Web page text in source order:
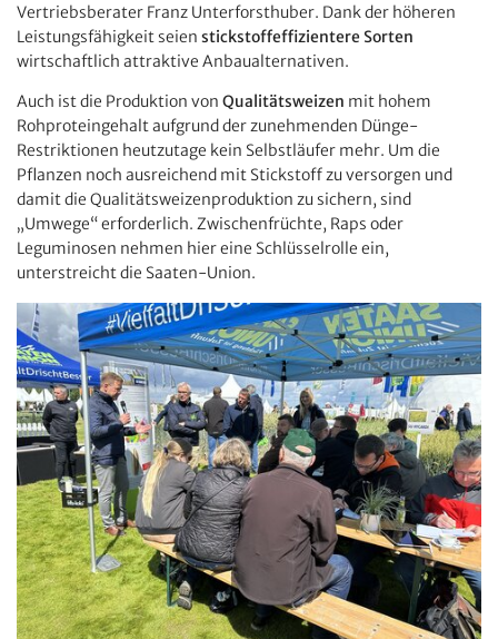
Vertriebsberater Franz Unterforsthuber. Dank der höheren
Leistungsfähigkeit seien stickstoffeffizientere Sorten
wirtschaftlich attraktive Anbaualternativen.
Auch ist die Produktion von Qualitätsweizen mit hohem
Rohproteingehalt aufgrund der zunehmenden Dünge-
Restriktionen heutzutage kein Selbstläufer mehr. Um die
Pflanzen noch ausreichend mit Stickstoff zu versorgen und
damit die Qualitätsweizenproduktion zu sichern, sind
„Umwege“ erforderlich. Zwischenfrüchte, Raps oder
Leguminosen nehmen hier eine Schlüsselrolle ein,
unterstreicht die Saaten-Union.